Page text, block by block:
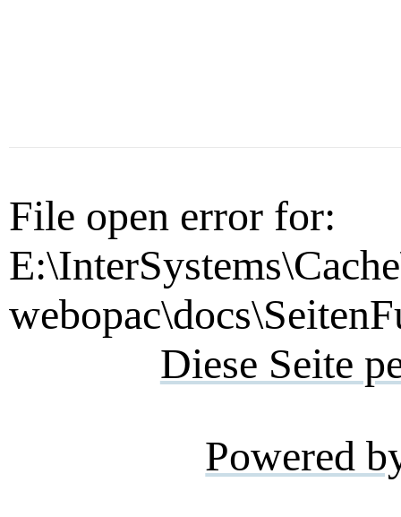
File open error for:
Diese Seite
Powered